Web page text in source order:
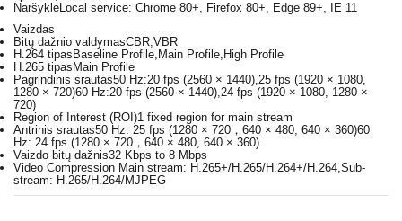
NaršyklėLocal service: Chrome 80+, Firefox 80+, Edge 89+, IE 11
Vaizdas
Bitų dažnio valdymasCBR,VBR
H.264 tipasBaseline Profile,Main Profile,High Profile
H.265 tipasMain Profile
Pagrindinis srautas50 Hz:20 fps (2560 × 1440),25 fps (1920 × 1080,
1280 × 720)60 Hz:20 fps (2560 × 1440),24 fps (1920 × 1080, 1280 ×
720)
Region of Interest (ROI)1 fixed region for main stream
Antrinis srautas50 Hz: 25 fps (1280 × 720，640 × 480, 640 × 360)60
Hz: 24 fps (1280 × 720，640 × 480, 640 × 360)
Vaizdo bitų dažnis32 Kbps to 8 Mbps
Video Compression Main stream: H.265+/H.265/H.264+/H.264,Sub-
stream: H.265/H.264/MJPEG